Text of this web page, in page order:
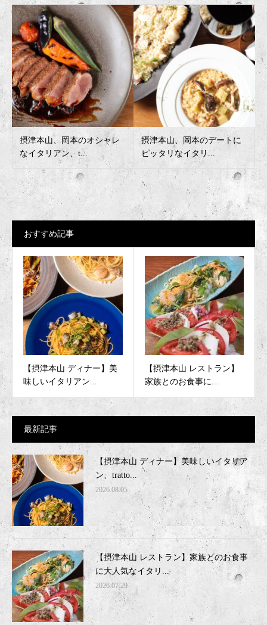
摂津本山、岡本のオシャレ
なイタリアン、t...
摂津本山、岡本のデートに
ピッタリなイタリ...
おすすめ記事
【摂津本山 ディナー】美
味しいイタリアン...
【摂津本山 レストラン】
家族とのお食事に...
最新記事
【摂津本山 ディナー】美味しいイタリア
ン、tratto...
2026.08.05
【摂津本山 レストラン】家族とのお食事
に大人気なイタリ...
2026.07.29